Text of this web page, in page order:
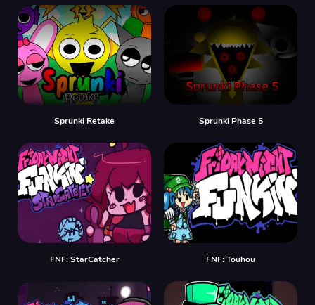
Sprunki Retake Sprunki Phase 5
FNF: StarCatcher FNF: Touhou